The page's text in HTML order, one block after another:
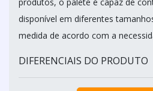
disponível em diferentes
medida de acordo com a
DIFERENCIAIS DO PRODUTO